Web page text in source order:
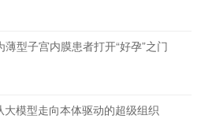
薄型子宫内膜患者打开“好孕”之门
大模型走向本体驱动的超级组织